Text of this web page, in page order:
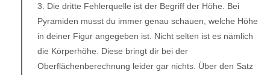
3. Die dritte Fehlerquelle ist der Begriff der Höhe. Bei
Pyramiden musst du immer genau schauen, welche Höhe
in deiner Figur angegeben ist. Nicht selten ist es nämlich
die Körperhöhe. Diese bringt dir bei der
Oberflächenberechnung leider gar nichts. Über den Satz